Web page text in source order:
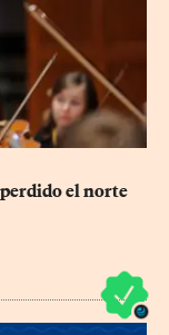
el norte